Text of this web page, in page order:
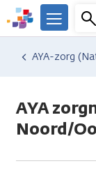
Overslaan
en
naar
We
er
Kanker.nl
Menu
Hulp en
Vind hulp bij
Relaties en
Seksualiteit
AYA-zorg
AYA
Noord/